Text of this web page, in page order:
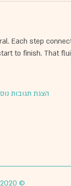
Each step
to finish. That
הצגת תגובות
© 2020 כל הזכויות שמורות למרכז חינוכי דנה. Proudly created with